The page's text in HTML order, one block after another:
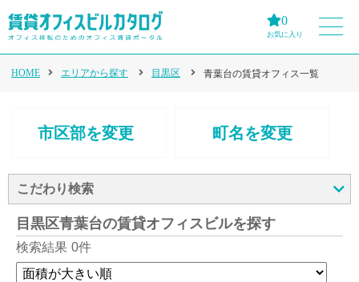
0
お気に入り
HOME エリアから探す 目黒区 青葉台の賃貸オフィス一覧
市区部を変更 町名を変更
こだわり検索
目黒区青葉台の賃貸オフィスビルを探す
検索結果 0件